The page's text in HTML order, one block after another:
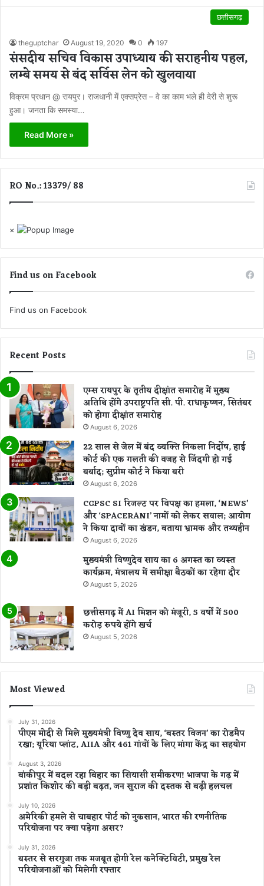
छत्तीसगढ़
theguptchar August 19, 2020 0 197
संसदीय सचिव विकास उपाध्याय की सराहनीय पहल,
लम्बे समय से बंद सर्विस लेन को खुलवाया
विक्रम प्रधान @ रायपुर। राजधानी में एक्सप्रेस – वे का काम भले ही देरी से शुरू
हुआ। जनता कि समस्या…
Read More »
RO No.: 13379/ 88
×
Find us on Facebook
Find us on Facebook
Recent Posts
एम्स रायपुर के तृतीय दीक्षांत समारोह में मुख्य
अतिथि होंगे उपराष्ट्रपति सी. पी. राधाकृष्णन, सितंबर
को होगा दीक्षांत समारोह
August 6, 2026
22 साल से जेल में बंद व्यक्ति निकला निर्दोष, हाई
कोर्ट की एक गलती की वजह से जिंदगी हो गई
बर्बाद; सुप्रीम कोर्ट ने किया बरी
August 6, 2026
CGPSC SI रिजल्ट पर विपक्ष का हमला, ‘NEWS’
और ‘SPACERANI’ नामों को लेकर सवाल; आयोग
ने किया दावों का खंडन, बताया भ्रामक और तथ्यहीन
August 6, 2026
मुख्यमंत्री विष्णुदेव साय का 6 अगस्त का व्यस्त
कार्यक्रम, मंत्रालय में समीक्षा बैठकों का रहेगा दौर
August 5, 2026
छत्तीसगढ़ में AI मिशन को मंजूरी, 5 वर्षों में 500
करोड़ रुपये होंगे खर्च
August 5, 2026
Most Viewed
July 31, 2026
पीएम मोदी से मिले मुख्यमंत्री विष्णु देव साय, ‘बस्तर विजन’ का रोडमैप
रखा; यूरिया प्लांट, AIIA और 461 गांवों के लिए मांगा केंद्र का सहयोग
August 3, 2026
बांकीपुर में बदल रहा बिहार का सियासी समीकरण! भाजपा के गढ़ में
प्रशांत किशोर की बड़ी बढ़त, जन सुराज की दस्तक से बढ़ी हलचल
July 10, 2026
अमेरिकी हमले से चाबहार पोर्ट को नुकसान, भारत की रणनीतिक
परियोजना पर क्या पड़ेगा असर?
July 31, 2026
बस्तर से सरगुजा तक मजबूत होगी रेल कनेक्टिविटी, प्रमुख रेल
परियोजनाओं को मिलेगी रफ्तार